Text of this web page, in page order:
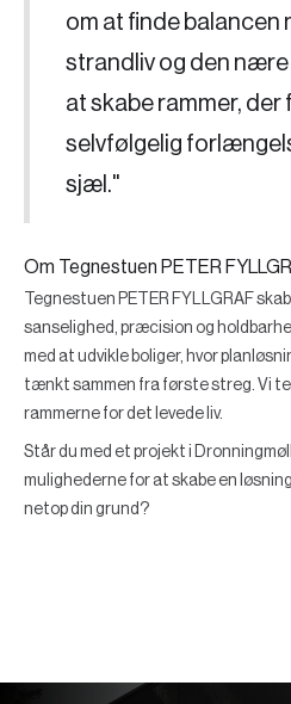
om at finde balancen
strandliv og den nære
at skabe rammer, der
selvfølgelig
sjæl."
Om Tegnestuen PETER
Tegnestuen PETER FYLLGRAF
sanselighed, præcision og
med at udvikle boliger, hvor
tænkt sammen fra første streg. Vi
rammerne for det levede liv.
Står du med et projekt i
mulighederne for at skabe en
netop din grund?